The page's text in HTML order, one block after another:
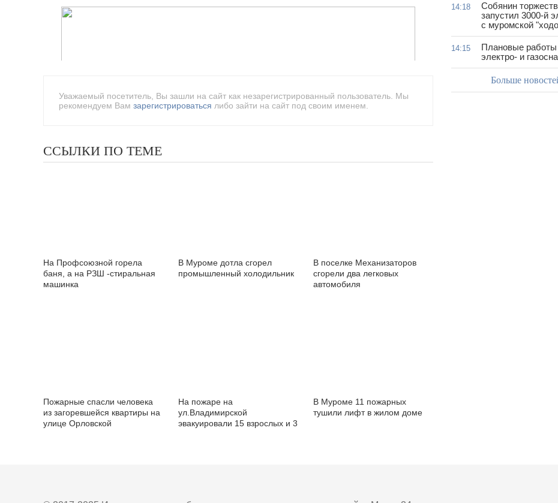
Уважаемый посетитель, Вы зашли на сайт как незарегистрированный пользователь. Мы
рекомендуем Вам зарегистрироваться либо зайти на сайт под своим именем.
ССЫЛКИ ПО ТЕМЕ
На Профсоюзной горела
баня, а на РЗШ -стиральная
машинка
В Муроме дотла сгорел
промышленный холодильник
В поселке Механизаторов
сгорели два легковых
автомобиля
Пожарные спасли человека
из загоревшейся квартиры на
улице Орловской
На пожаре на
ул.Владимирской
эвакуировали 15 взрослых и 3
В Муроме 11 пожарных
тушили лифт в жилом доме
14:18
Собянин
запустил 3000-й
с муромской
14:15
Плановые работы
электро- и
Больше